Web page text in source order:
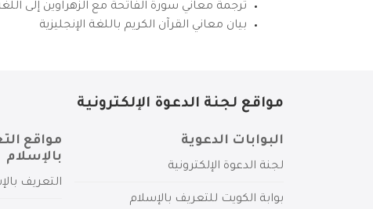
ترجمة معاني سورة الفاتحة مع الزهراوين إلى اللغة
بيان معاني القرآن الكريم باللغة الإنجليزية
مواقع لجنة الدعوة الإلكترونية
البوابات الدعوية
لجنة الدعوة الإلكترونية
بوابة الكويت للتعريف بالإسلام
مواقع
بالإسلام
التعريف